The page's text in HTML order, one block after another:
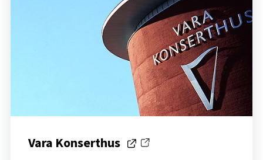
Vara Konserthus
Länk till annan webbplats.